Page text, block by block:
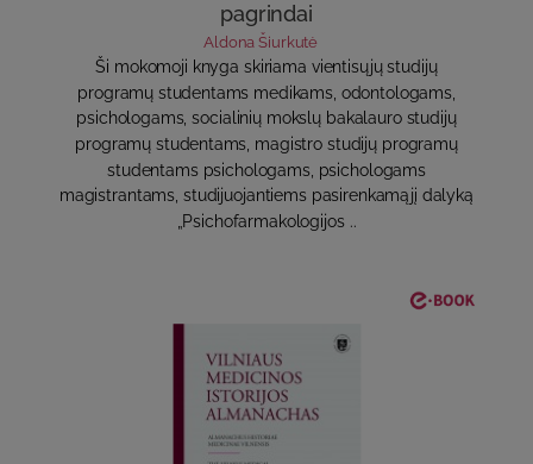
pagrindai
Aldona Šiurkutė
Ši mokomoji knyga skiriama vientisųjų studijų
programų studentams medikams, odontologams,
psichologams, socialinių mokslų bakalauro studijų
programų studentams, magistro studijų programų
studentams psichologams, psichologams
magistrantams, studijuojantiems pasirenkamąjį dalyką
„Psichofarmakologijos ..